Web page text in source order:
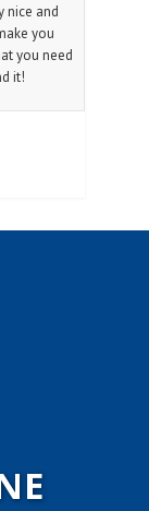
nice and
you
you need
it!